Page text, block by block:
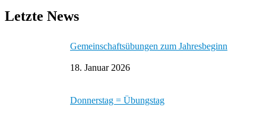
Letzte News
Gemeinschaftsübungen zum Jahresbeginn
18. Januar 2026
Donnerstag = Übungstag